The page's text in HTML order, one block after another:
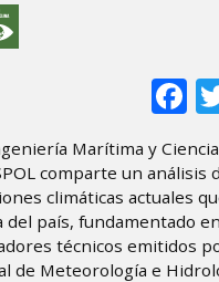
Marítima y
comparte un análisis
climáticas actuales
del país, fundamentado
técnicos emitidos
de Meteorología e